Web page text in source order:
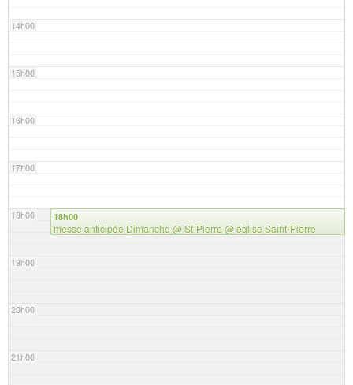
14h00
15h00
16h00
17h00
18h00
19h00
20h00
21h00
18h00
messe anticipée Dimanche @ St-Pierre @ église Saint-Pierre